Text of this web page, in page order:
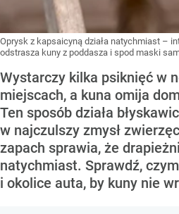
Oprysk z kapsaicyną działa natychmiast –
odstrasza kuny z poddasza i spod maski
Wystarczy kilka psiknięć w
miejscach, a kuna omija
Ten sposób działa
w najczulszy zmysł
zapach sprawia, że
natychmiast. Sprawdź,
i okolice auta, by kuny nie